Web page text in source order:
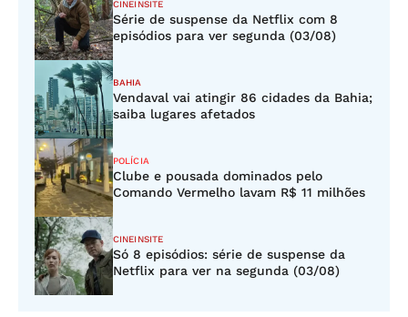
CINEINSITE
Série de suspense da Netflix com 8
episódios para ver segunda (03/08)
BAHIA
Vendaval vai atingir 86 cidades da Bahia;
saiba lugares afetados
POLÍCIA
Clube e pousada dominados pelo
Comando Vermelho lavam R$ 11 milhões
CINEINSITE
Só 8 episódios: série de suspense da
Netflix para ver na segunda (03/08)